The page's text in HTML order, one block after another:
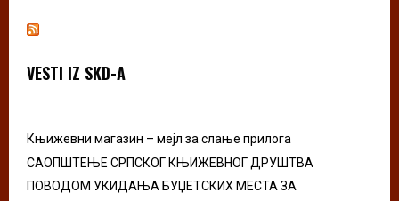
h
r
VESTI IZ SKD-A
Књижевни магазин – мејл за слање прилога
САОПШТЕЊЕ СРПСКОГ КЊИЖЕВНОГ ДРУШТВА
ПОВОДОМ УКИДАЊА БУЏЕТСКИХ МЕСТА ЗА